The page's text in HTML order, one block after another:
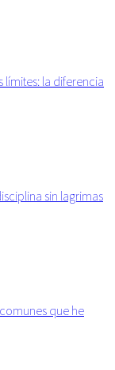
límites: la diferencia
sin lagrimas
que he